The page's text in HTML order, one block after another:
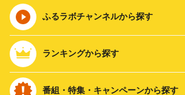
ふるラボチャンネルから探す
ランキングから探す
番組・特集・キャンペーンから探す